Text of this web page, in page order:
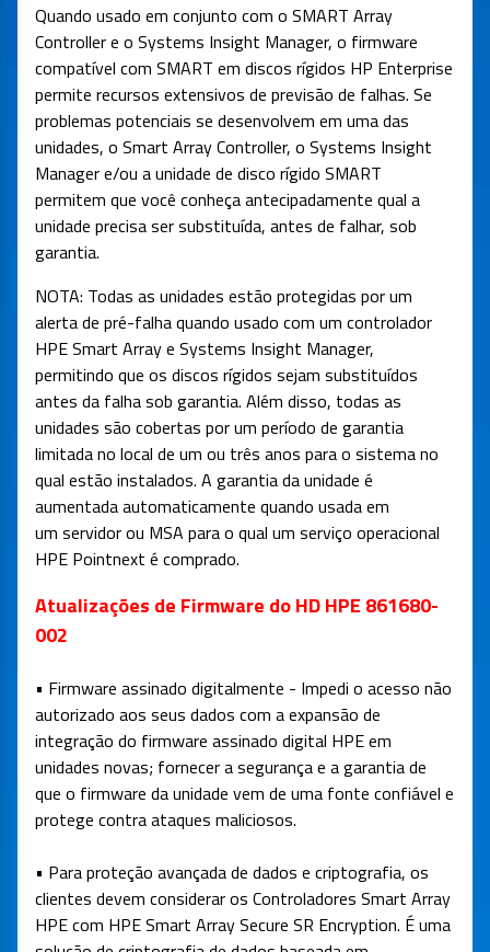
Quando usado em conjunto com o SMART Array
Controller e o Systems Insight Manager, o firmware
compatível com SMART em discos rígidos HP Enterprise
permite recursos extensivos de previsão de falhas. Se
problemas potenciais se desenvolvem em uma das
unidades, o Smart Array Controller, o Systems Insight
Manager e/ou a unidade de disco rígido SMART
permitem que você conheça antecipadamente qual a
unidade precisa ser substituída, antes de falhar, sob
garantia.
NOTA: Todas as unidades estão protegidas por um
alerta de pré-falha quando usado com um controlador
HPE Smart Array e Systems Insight Manager,
permitindo que os discos rígidos sejam substituídos
antes da falha sob garantia. Além disso, todas as
unidades são cobertas por um período de garantia
limitada no local de um ou três anos para o sistema no
qual estão instalados. A garantia da unidade é
aumentada automaticamente quando usada em
um servidor ou MSA para o qual um serviço operacional
HPE Pointnext é comprado.
Atualizações de Firmware do HD HPE 861680-
002
• Firmware assinado digitalmente - Impedi o acesso não
autorizado aos seus dados com a expansão de
integração do firmware assinado digital HPE em
unidades novas; fornecer a segurança e a garantia de
que o firmware da unidade vem de uma fonte confiável e
protege contra ataques maliciosos.
• Para proteção avançada de dados e criptografia, os
clientes devem considerar os Controladores Smart Array
HPE com HPE Smart Array Secure SR Encryption. É uma